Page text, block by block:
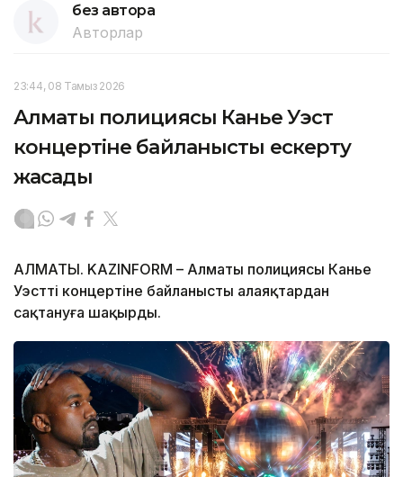
без автора
Авторлар
23:44, 08 Тамыз 2026
Алматы полициясы Канье Уэст
концертіне байланысты ескерту
жасады
АЛМАТЫ. KAZINFORM – Алматы полициясы Канье
Уэсттің концертіне байланысты алаяқтардан
сақтануға шақырды.